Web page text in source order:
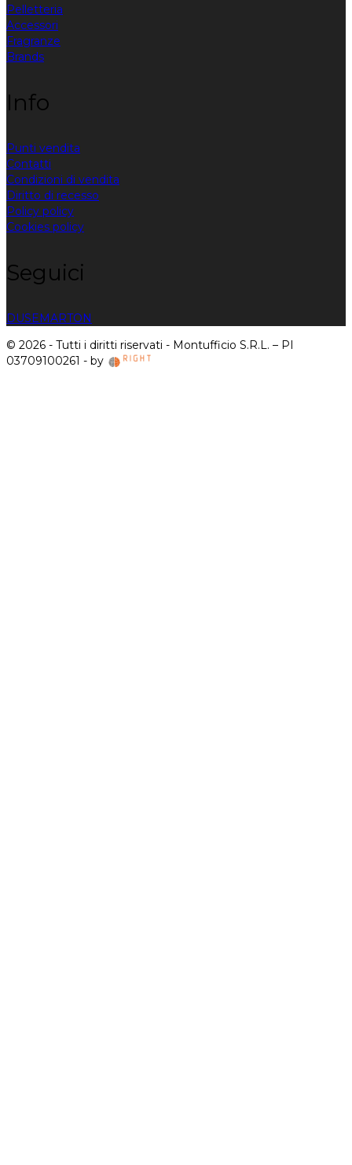
Pelletteria
Accessori
Fragranze
Brands
Info
Punti vendita
Contatti
Condizioni di vendita
Diritto di recesso
Policy policy
Cookies policy
Seguici
DUSEMARTON
© 2026 - Tutti i diritti riservati - Montufficio S.R.L. – PI
03709100261 - by